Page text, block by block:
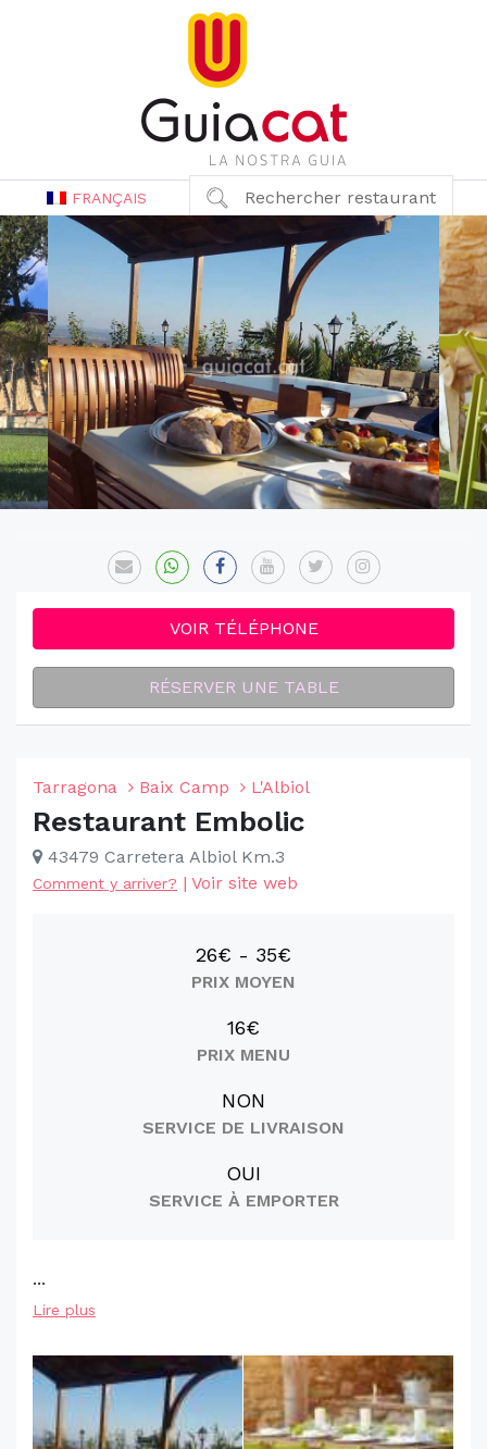
FRANÇAIS Rechercher restaurant
VOIR TÉLÉPHONE
RÉSERVER UNE TABLE
Tarragona Baix Camp L'Albiol
Restaurant Embolic
43479 Carretera Albiol Km.3
Comment y arriver? | Voir site web
26€ - 35€
PRIX MOYEN
16€
PRIX MENU
NON
SERVICE DE LIVRAISON
OUI
SERVICE À EMPORTER
...
Lire plus